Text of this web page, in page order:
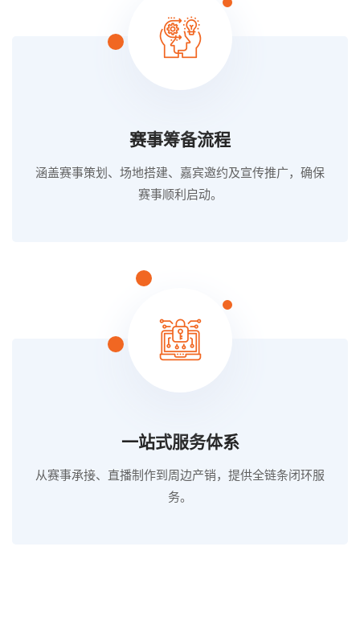
赛事筹备流程
涵盖赛事策划、场地搭建、嘉宾邀约及宣传推广，确保
赛事顺利启动。
一站式服务体系
从赛事承接、直播制作到周边产销，提供全链条闭环服
务。